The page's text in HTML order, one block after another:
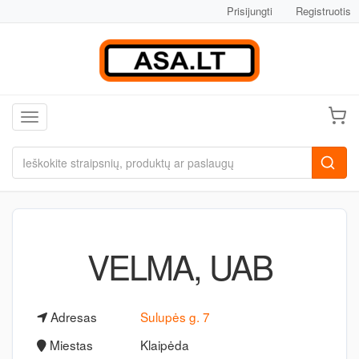
Prisijungti Registruotis
Toggle navigation
VELMA, UAB
Adresas
Sulupės g. 7
Miestas
Klaipėda